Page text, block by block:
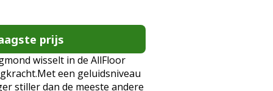
prijs
wisselt in de AllFloor
een geluidsniveau
stiller dan de meeste andere